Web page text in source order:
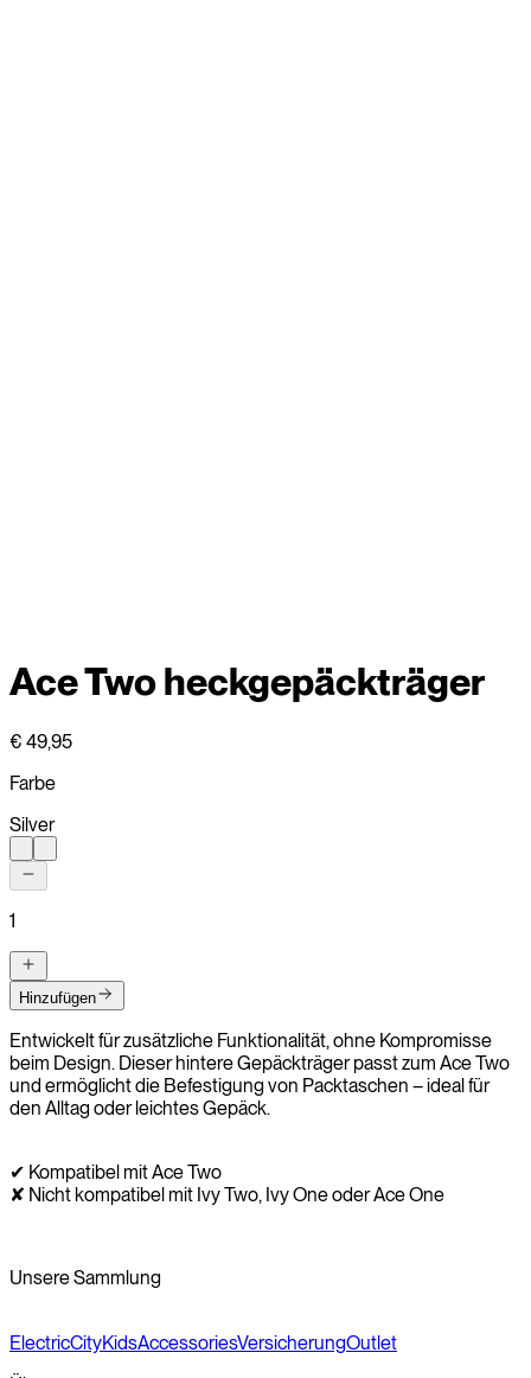
Ace Two heckgepäckträger
€ 49,95
Farbe
Silver
1
Hinzufügen
Entwickelt für zusätzliche Funktionalität, ohne Kompromisse
beim Design. Dieser hintere Gepäckträger passt zum Ace Two
und ermöglicht die Befestigung von Packtaschen – ideal für
den Alltag oder leichtes Gepäck.
✔ Kompatibel mit Ace Two
✘ Nicht kompatibel mit Ivy Two, Ivy One oder Ace One
Unsere Sammlung
ElectricCityKidsAccessoriesVersicherungOutlet